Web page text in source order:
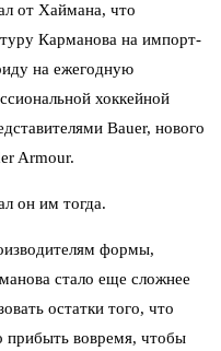
от Хаймана, что
Карманова на импорт-
на ежегодную
хоккейной
Bauer, нового
Armour.
он им тогда.
формы,
стало еще сложнее
остатки того, что
прибыть вовремя, чтобы